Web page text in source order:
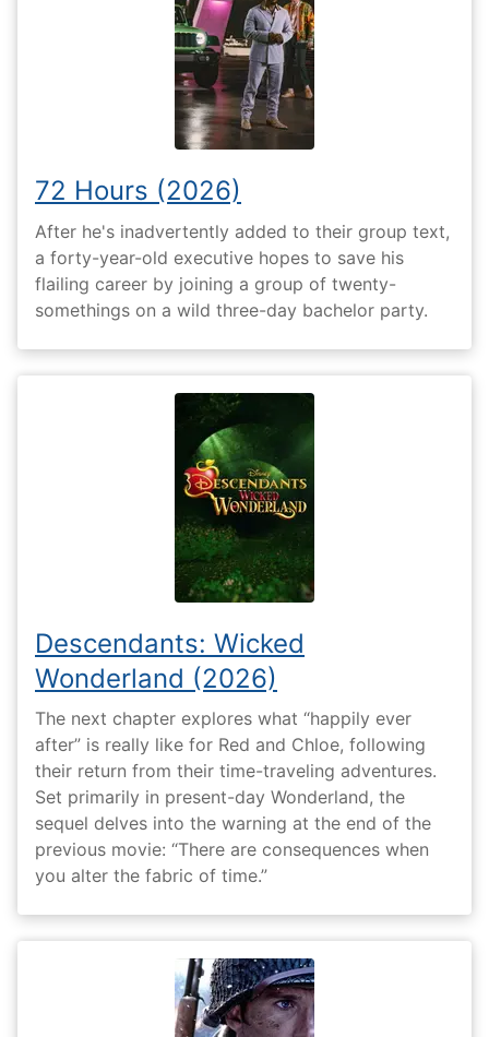
72 Hours (2026)
After he's inadvertently added to their group text,
a forty-year-old executive hopes to save his
flailing career by joining a group of twenty-
somethings on a wild three-day bachelor party.
Descendants: Wicked
Wonderland (2026)
The next chapter explores what “happily ever
after” is really like for Red and Chloe, following
their return from their time-traveling adventures.
Set primarily in present-day Wonderland, the
sequel delves into the warning at the end of the
previous movie: “There are consequences when
you alter the fabric of time.”